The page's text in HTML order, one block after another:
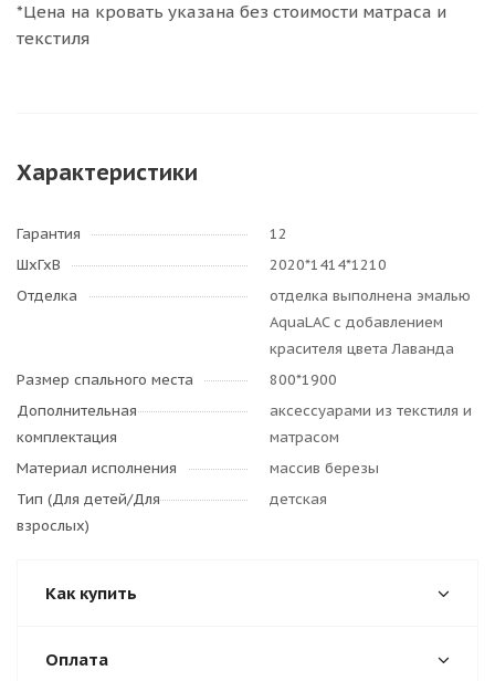
*Цена на кровать указана без стоимости матраса и
текстиля
Характеристики
Гарантия
12
ШхГхВ
2020*1414*1210
Отделка
отделка выполнена эмалью
AquaLAC с добавлением
красителя цвета Лаванда
Размер спального места
800*1900
Дополнительная
комплектация
аксессуарами из текстиля и
матрасом
Материал исполнения
массив березы
Тип (Для детей/Для
взрослых)
детская
Как купить
Оплата